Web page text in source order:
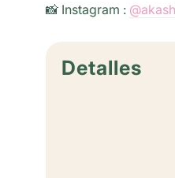
📸 Instagram :
Detalles